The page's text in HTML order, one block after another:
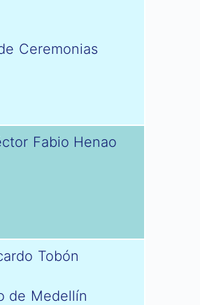
Ceremonias
Fabio Henao
Tobón
de Medellín